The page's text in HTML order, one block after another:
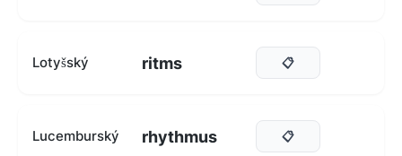
Lotyšský ritms 📋
Lucemburský rhythmus 📋